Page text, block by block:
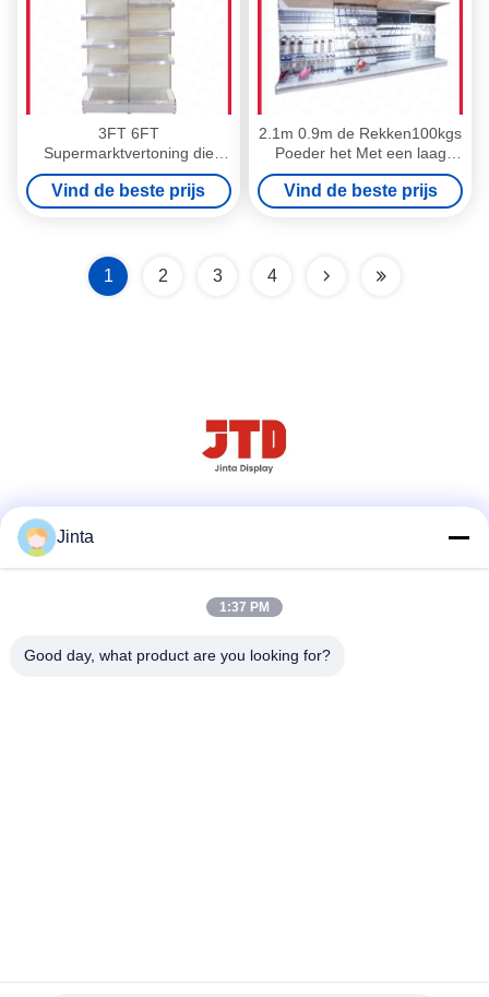
3FT 6FT
Supermarktvertoning die
80kgs 5 opschorten Rij Witte
Plank
Vind de beste prijs
2.1m 0.9m de Rekken100kgs
Poeder het Met een laag
bedekte Draad van de
Ijzerhandelvertoning
Opschorten
Vind de beste prijs
1 2 3 4
Jinta
1:37 PM
Good day, what product are you looking for?